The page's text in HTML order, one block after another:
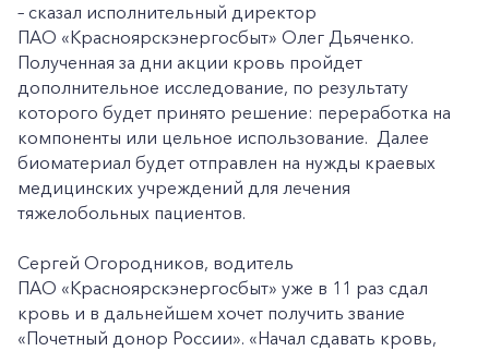
– сказал исполнительный директор
ПАО «Красноярскэнергосбыт» Олег Дьяченко.
Полученная за дни акции кровь пройдет
дополнительное исследование, по результату
которого будет принято решение: переработка на
компоненты или цельное использование. Далее
биоматериал будет отправлен на нужды краевых
медицинских учреждений для лечения
тяжелобольных пациентов.
Сергей Огородников, водитель
ПАО «Красноярскэнергосбыт» уже в 11 раз сдал
кровь и в дальнейшем хочет получить звание
«Почетный донор России». «Начал сдавать кровь,